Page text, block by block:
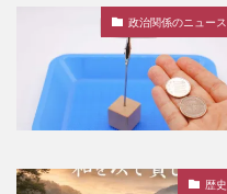
政治関係のニュース
歴史